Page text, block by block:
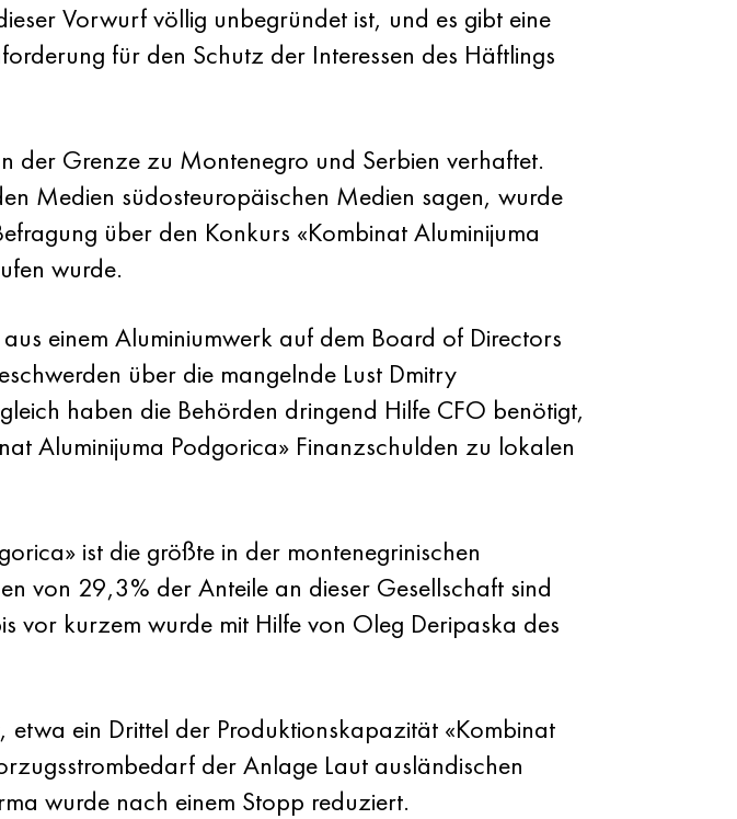
Vorwurf völlig unbegründet ist, und es gibt eine
für den Schutz der Interessen des Häftlings
der Grenze zu Montenegro und Serbien verhaftet.
Medien südosteuropäischen Medien sagen, wurde
über den Konkurs «Kombinat Aluminijuma
wurde.
einem Aluminiumwerk auf dem Board of Directors
über die mangelnde Lust Dmitry
haben die Behörden dringend Hilfe CFO benötigt,
Aluminijuma Podgorica» Finanzschulden zu lokalen
ist die größte in der montenegrinischen
von 29,3% der Anteile an dieser Gesellschaft sind
vor kurzem wurde mit Hilfe von Oleg Deripaska des
etwa ein Drittel der Produktionskapazität «Kombinat
der Anlage Laut ausländischen
wurde nach einem Stopp reduziert.